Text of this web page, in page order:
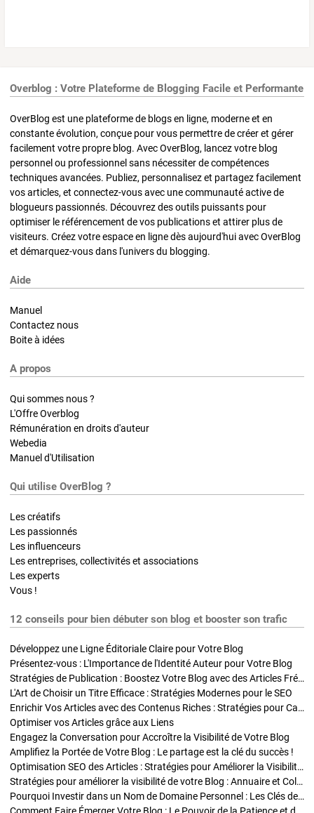
Overblog : Votre Plateforme de Blogging Facile et Performante
OverBlog est une plateforme de blogs en ligne, moderne et en
constante évolution, conçue pour vous permettre de créer et gérer
facilement votre propre blog. Avec OverBlog, lancez votre blog
personnel ou professionnel sans nécessiter de compétences
techniques avancées. Publiez, personnalisez et partagez facilement
vos articles, et connectez-vous avec une communauté active de
blogueurs passionnés. Découvrez des outils puissants pour
optimiser le référencement de vos publications et attirer plus de
visiteurs. Créez votre espace en ligne dès aujourd'hui avec OverBlog
et démarquez-vous dans l'univers du blogging.
Aide
Manuel
Contactez nous
Boite à idées
A propos
Qui sommes nous ?
L'Offre Overblog
Rémunération en droits d'auteur
Webedia
Manuel d'Utilisation
Qui utilise OverBlog ?
Les créatifs
Les passionnés
Les influenceurs
Les entreprises, collectivités et associations
Les experts
Vous !
12 conseils pour bien débuter son blog et booster son trafic
Développez une Ligne Éditoriale Claire pour Votre Blog
Présentez-vous : L'Importance de l'Identité Auteur pour Votre Blog
Stratégies de Publication : Boostez Votre Blog avec des Articles Fréquents et Exclusifs
L'Art de Choisir un Titre Efficace : Stratégies Modernes pour le SEO
Enrichir Vos Articles avec des Contenus Riches : Stratégies pour Captiver et Optimiser
Optimiser vos Articles grâce aux Liens
Engagez la Conversation pour Accroître la Visibilité de Votre Blog
Amplifiez la Portée de Votre Blog : Le partage est la clé du succès !
Optimisation SEO des Articles : Stratégies pour Améliorer la Visibilité de Votre Blog
Stratégies pour améliorer la visibilité de votre Blog : Annuaire et Collaborations
Pourquoi Investir dans un Nom de Domaine Personnel : Les Clés de la Réussite de Votre Blog